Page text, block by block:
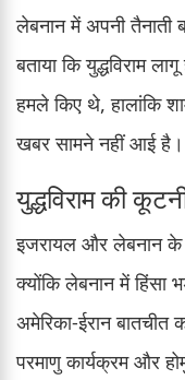
लेबनान में अपनी तैनाती
बताया कि युद्धविराम
हमले किए थे, हालांकि
खबर सामने नहीं आई है।
युद्धविराम की
इजरायल और लेबनान के
क्योंकि लेबनान में
अमेरिका-ईरान बातचीत
परमाणु कार्यक्रम और